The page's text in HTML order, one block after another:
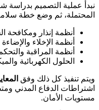
نبدأ عملية التصميم بدراسة
المحتملة، ثم وضع خطة
أنظمة إنذار ومكافحة
أنظمة الإخلاء
أنظمة المراقبة
الحلول الكهربائية
ويتم تنفيذ كل ذلك وفق
اشتراطات الدفاع المدني
مستويات الأمان.